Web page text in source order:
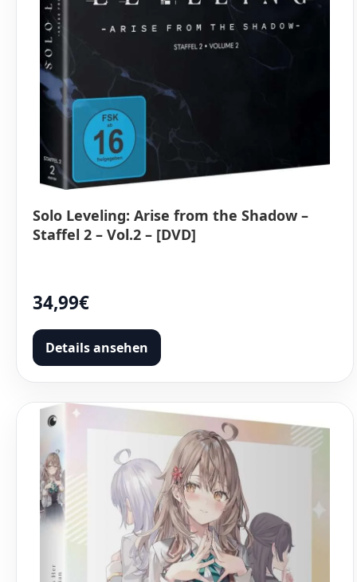
Solo Leveling: Arise from the Shadow –
Staffel 2 – Vol.2 – [DVD]
34,99€
Details ansehen